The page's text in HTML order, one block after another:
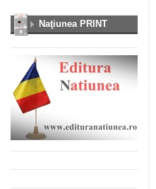
Naţiunea PRINT